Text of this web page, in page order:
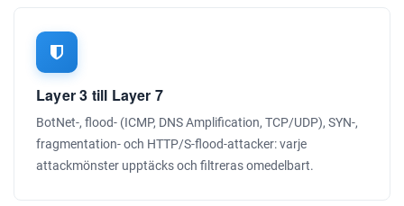
Layer 3 till Layer 7
BotNet-, flood- (ICMP, DNS Amplification, TCP/UDP), SYN-,
fragmentation- och HTTP/S-flood-attacker: varje
attackmönster upptäcks och filtreras omedelbart.